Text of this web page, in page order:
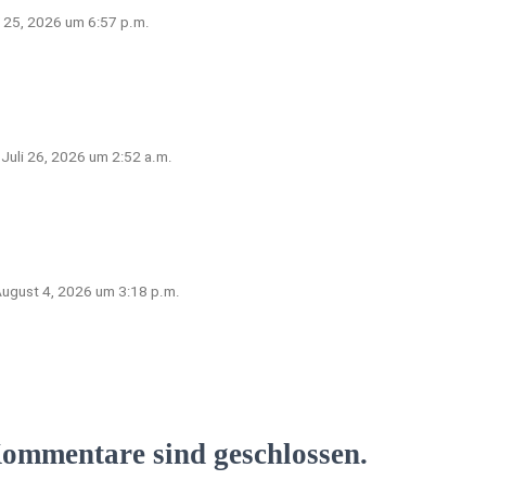
25, 2026 um 6:57 p.m.
Juli 26, 2026 um 2:52 a.m.
4, 2026 um 3:18 p.m.
sind geschlossen.